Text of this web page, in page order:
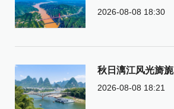
2026-08-08 18:30
秋日漓江风光旖旎
2026-08-08 18:21